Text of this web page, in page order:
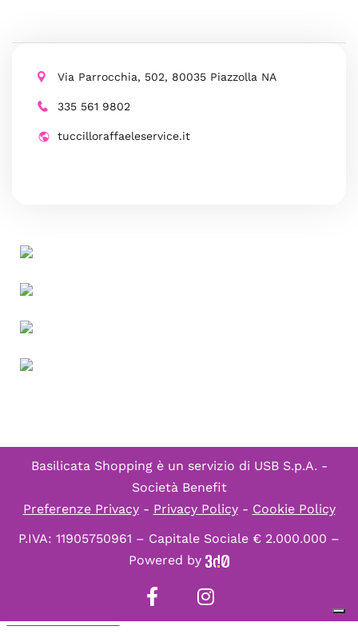
Via Parrocchia, 502, 80035 Piazzolla NA
335 561 9802
tuccilloraffaeleservice.it
Basilicata Shopping è un servizio di USB S.p.A. -
Società Benefit
Preferenze Privacy- Privacy Policy- Cookie Policy
P.IVA: 11905750961 – Capitale Sociale € 2.000.000 –
Powered by